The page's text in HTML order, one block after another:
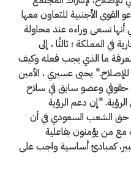
القوى الأجنبية للتعاون معها
تسعى وراءه عند محاولة
في المملكة ؛ ثالثًا ، إلى
ما الذي يجب فعله وكيف
يحيى عسيري ، الأمين
حقوقي وعضو سابق في سلاح
"إن دعم الرؤية
حق الشعب السعودي في أن
من يؤمنون بفاعلية
كمبادئ أساسية واجب على